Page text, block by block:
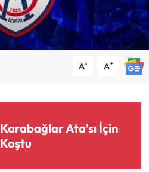
A- A+
Karabağlar Ata'sı İçin
Koştu